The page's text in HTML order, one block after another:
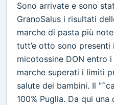
Sono arrivate e sono
GranoSalus i risultati
marche di pasta più
tutt’e otto sono
micotossine DON entro
marche superati i limiti
salute dei bambini. Il
100% Puglia. Da qui